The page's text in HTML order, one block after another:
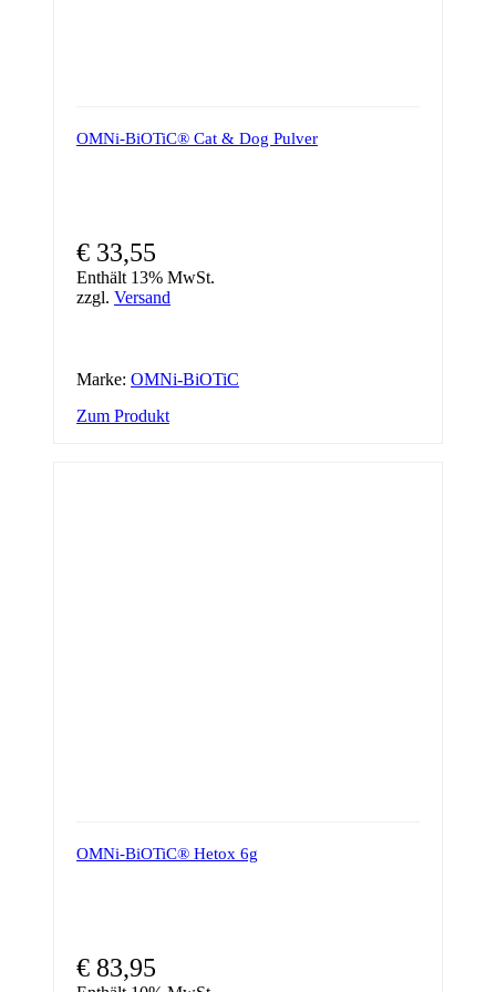
OMNi-BiOTiC® Cat & Dog Pulver
€ 33,55
Enthält 13% MwSt.
zzgl. Versand
Marke: OMNi-BiOTiC
Zum Produkt
OMNi-BiOTiC® Hetox 6g
€ 83,95